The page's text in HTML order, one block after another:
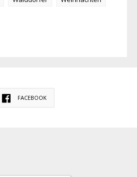
FACEBOOK